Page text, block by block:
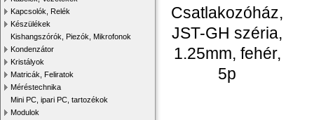
Kapcsolók, Relék
Készülékek
Kishangszórók, Piezók, Mikrofonok
Kondenzátor
Kristályok
Matricák, Feliratok
Méréstechnika
Mini PC, ipari PC, tartozékok
Modulok
Csatlakozóház,
JST-GH széria,
1.25mm, fehér,
5p